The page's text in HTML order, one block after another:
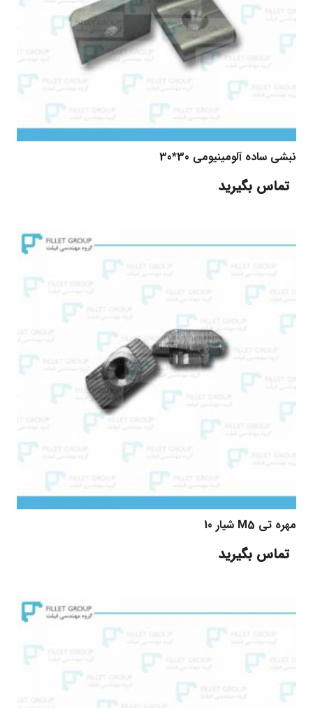
نبشی ساده آلومینیومی 30*30
تماس بگیرید
مهره تی M5 شیار 10
تماس بگیرید